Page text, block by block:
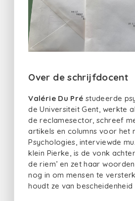
Over de schrijfdocent
Valérie Du Pré studeerde
de Universiteit Gent, werkte
de reclamesector, schreef
artikels en columns voor het
Psychologies, interviewde
klein Pierke, is de vonk
de riem’ en zet haar
nog in om mensen te
houdt ze van bescheidenheid